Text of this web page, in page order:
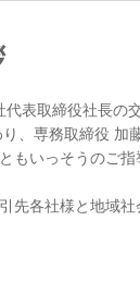
表取締役社長の
、専務取締役 加
もいっそうのご
先各社様と地域